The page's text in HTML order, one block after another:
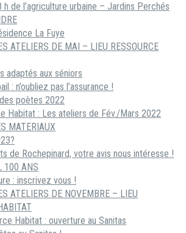
de l’agriculture urbaine – Jardins Perchés
La Fuye
ATELIERS DE MAI – LIEU RESSOURCE
adaptés aux séniors
: n’oubliez pas l’assurance !
poètes 2022
Habitat : Les ateliers de Fév./Mars 2022
MATERIAUX
de Rochepinard, votre avis nous intéresse !
100 ANS
: inscrivez vous !
ATELIERS DE NOVEMBRE – LIEU
Habitat : ouverture au Sanitas